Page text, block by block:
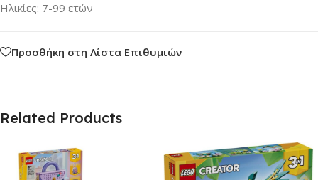
Ηλικίες: 7-99 ετών
Προσθήκη στη Λίστα Επιθυμιών
Related Products